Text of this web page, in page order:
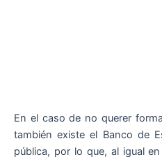
En el caso de no querer
también existe el Banco de
pública, por lo que, al igual